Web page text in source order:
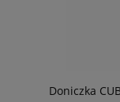
Doniczka